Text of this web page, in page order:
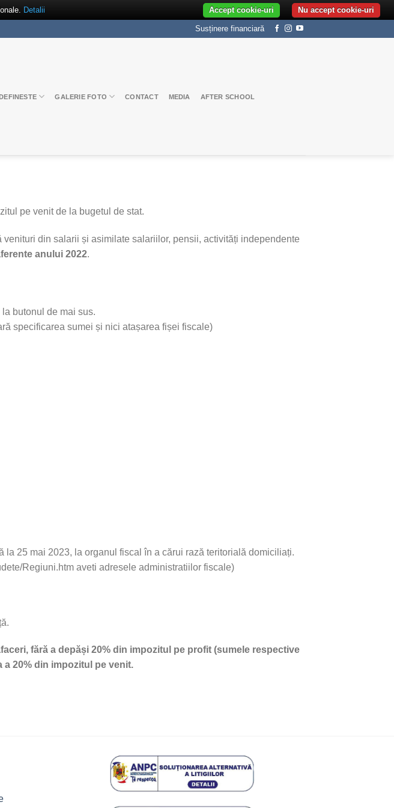
Susținere financiară
GALERIE FOTO CONTACT MEDIA AFTER SCHOOL
pe venit de la bugetul de stat.
din salarii și asimilate salariilor, pensii, activități independente
anului 2022.
butonul de mai sus.
specificarea sumei și nici atașarea fișei fiscale)
25 mai 2023, la organul fiscal în a cărui rază teritorială domiciliați.
Regiuni.htm aveti adresele administratiilor fiscale)
fără a depăși 20% din impozitul pe profit (sumele respective
20% din impozitul pe venit.
Detalii Nu accept cookie-uri
Accept cookie-uri